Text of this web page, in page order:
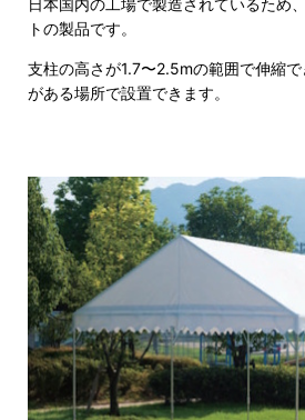
日本国内の工場で製造されているため
トの製品です。
支柱の高さが1.7〜2.5mの範囲で伸縮
がある場所で設置できます。